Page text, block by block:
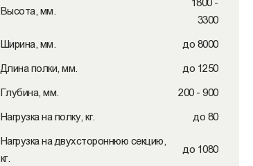
Высота, мм.
1800 -
3300
Ширина, мм. до 8000
Длина полки, мм. до 1250
Глубина, мм. 200 - 900
Нагрузка на полку, кг. до 80
Нагрузка на двухстороннюю секцию,
кг.
до 1080